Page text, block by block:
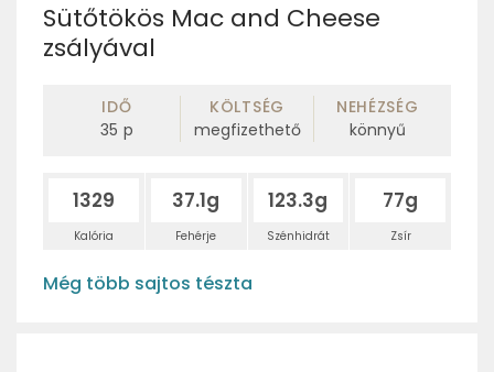
Sütőtökös Mac and Cheese
zsályával
IDŐ
35 p
KÖLTSÉG
megfizethető
NEHÉZSÉG
könnyű
1329
Kalória
37.1g
Fehérje
123.3g
Szénhidrát
77g
Zsír
Még több sajtos tészta